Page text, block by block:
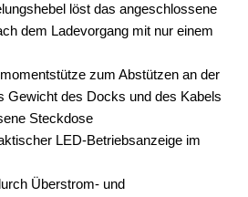
löst das angeschlossene
dem Ladevorgang mit nur einem
zum Abstützen an der
Gewicht des Docks und des Kabels
Steckdose
LED-Betriebsanzeige im
Überstrom- und